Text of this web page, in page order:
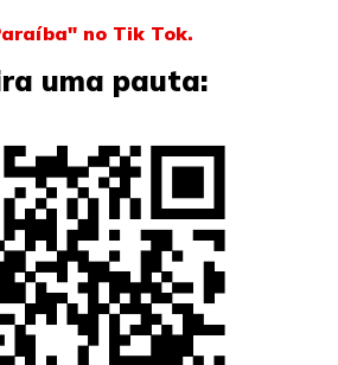
no Tik Tok.
uma pauta: